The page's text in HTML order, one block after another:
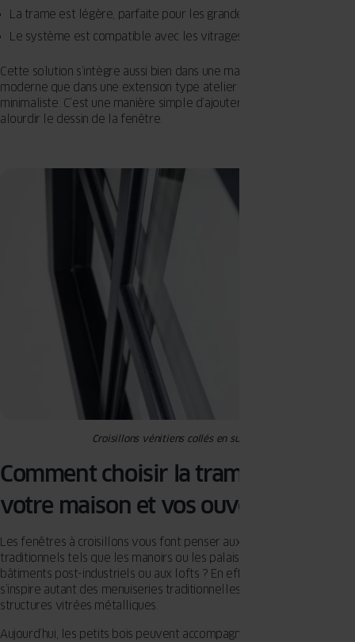
La trame est légère, parfaite pour les grandes baies,
Le système est compatible avec les vitrages très performants.
Cette solution s’intègre aussi bien dans une maison de campagne
moderne que dans une extension type atelier ou une façade plus
minimaliste. C’est une manière simple d’ajouter du caractère sans
alourdir le dessin de la fenêtre.
Croisillons vénitiens collés en surface
Comment choisir la trame selon
votre maison et vos ouvertures
Les fenêtres à croisillons vous font penser aux bâtiments
traditionnels tels que les manoirs ou les palais ? Ou plutôt aux
bâtiments post-industriels ou aux lofts ? En effet, leur dessin
s’inspire autant des menuiseries traditionnelles que de grandes
structures vitrées métalliques.
Aujourd’hui, les petits bois peuvent accompagner une rénovation